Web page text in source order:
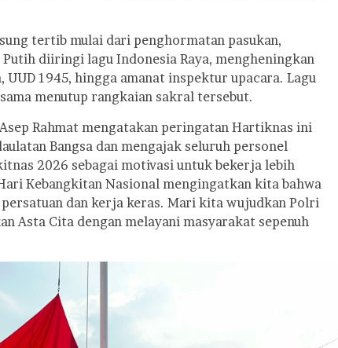
tertib mulai dari penghormatan pasukan,
diiringi lagu Indonesia Raya, mengheningkan
UUD 1945, hingga amanat inspektur upacara. Lagu
menutup rangkaian sakral tersebut.
Rahmat mengatakan peringatan Hartiknas ini
Bangsa dan mengajak seluruh personel
2026 sebagai motivasi untuk bekerja lebih
Kebangkitan Nasional mengingatkan kita bahwa
dan kerja keras. Mari kita wujudkan Polri
Asta Cita dengan melayani masyarakat sepenuh